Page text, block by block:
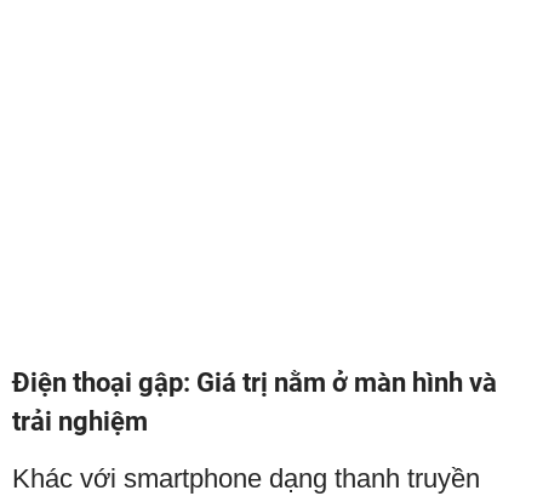
Điện thoại gập: Giá trị nằm ở màn hình và
trải nghiệm
Khác với smartphone dạng thanh truyền